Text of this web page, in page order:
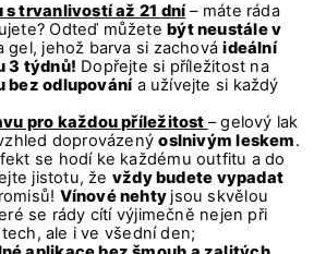
s trvanlivostí až 21 dní– máte ráda
Odteď můžetebýt neustále v
gel, jehož barva si zachováideální
3 týdnů! Dopřejte si příležitost na
bez odlupovánía užívejte si každý
pro každou příležitost – gelový lak
doprovázenýoslnivým leskem.
se hodí ke každému outfitu a do
jistotu, že vždy budete vypadat
Vínové nehty jsou skvělou
se rády cítí výjimečně nejen při
ale i ve všední den;